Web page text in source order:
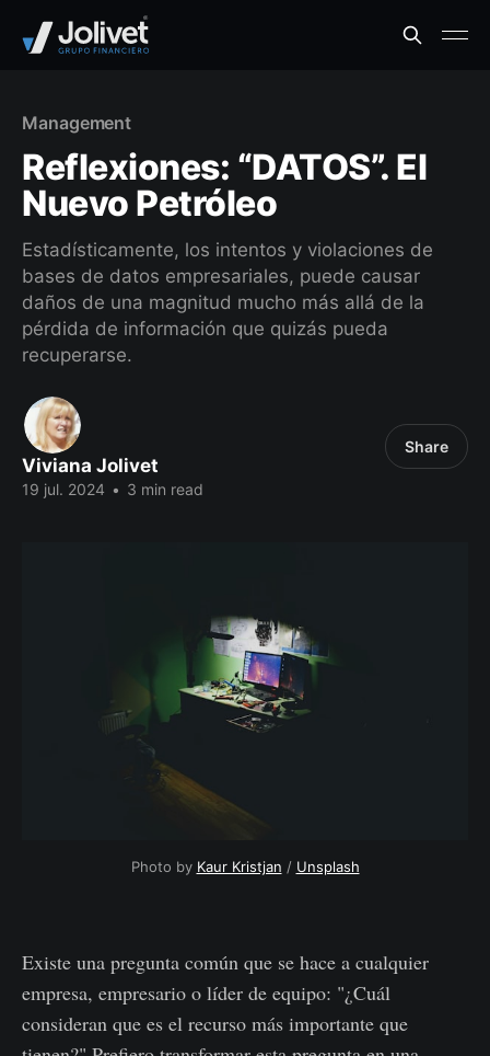
Management
Reflexiones: “DATOS”. El
Nuevo Petróleo
Estadísticamente, los intentos y violaciones de
bases de datos empresariales, puede causar
daños de una magnitud mucho más allá de la
pérdida de información que quizás pueda
recuperarse.
Viviana Jolivet
19 jul. 2024 • 3 min read
Share
Photo by Kaur Kristjan / Unsplash
Existe una pregunta común que se hace a cualquier
empresa, empresario o líder de equipo: "¿Cuál
consideran que es el recurso más importante que